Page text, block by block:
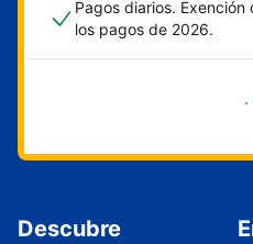
Pagos diarios.
los pagos de 2026.
Empieza
Descubre